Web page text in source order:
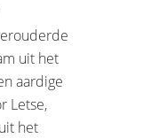
uit het
aardige
Letse,
het